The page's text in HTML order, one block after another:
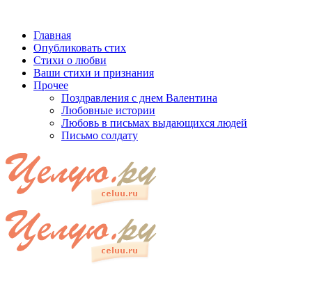
Главная
Опубликовать стих
Стихи о любви
Ваши стихи и признания
Прочее
Поздравления с днем Валентина
Любовные истории
Любовь в письмах выдающихся людей
Письмо солдату